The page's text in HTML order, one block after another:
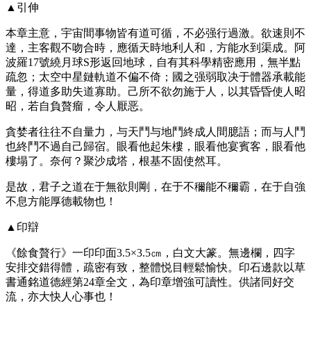
▲引伸
本章主意，宇宙間事物皆有道可循，不必强行過激。欲速則不
達，主客觀不吻合時，應循天時地利人和，方能水到渠成。阿
波羅17號繞月球S形返回地球，自有其科學精密應用，無半點
疏忽；太空中星鏈軌道不偏不倚；國之强弱取决于體器承載能
量，得道多助失道寡助。己所不欲勿施于人，以其昏昏使人昭
昭，若自負贅瘤，令人厭恶。
貪婪者往往不自量力，与天鬥与地鬥終成人間臆語；而与人鬥
也終鬥不過自己歸宿。眼看他起朱樓，眼看他宴賓客，眼看他
樓塌了。奈何？聚沙成塔，根基不固使然耳。
是故，君子之道在于無欲則剛，在于不穪能不穪霸，在于自強
不息方能厚德載物也！
▲印辯
《餘食贅行》一印印面3.5×3.5㎝，白文大篆。無邊欄，四字
安排交錯得體，疏密有致，整體悦目輕鬆愉快。印石邊款以草
書通銘道德經第24章全文，為印章增強可讀性。供諸同好交
流，亦大快人心事也！